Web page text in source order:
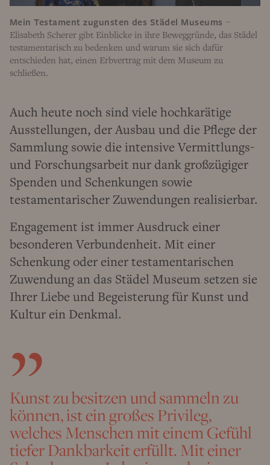
Mein Testament zugunsten des Städel Museums –
Elisabeth Scherer gibt Einblicke in ihre Beweggründe, das Städel
testamentarisch zu bedenken und warum sie sich dafür
entschieden hat, einen Erbvertrag mit dem Museum zu
schließen.
Auch heute noch sind viele hochkarätige
Ausstellungen, der Ausbau und die Pflege der
Sammlung sowie die intensive Vermittlungs-
und Forschungsarbeit nur dank großzügiger
Spenden und Schenkungen sowie
testamentarischer Zuwendungen realisierbar.
Engagement ist immer Ausdruck einer
besonderen Verbundenheit. Mit einer
Schenkung oder einer testamentarischen
Zuwendung an das Städel Museum setzen sie
Ihrer Liebe und Begeisterung für Kunst und
Kultur ein Denkmal.
Kunst zu besitzen und sammeln zu
können, ist ein großes Privileg,
welches Menschen mit einem Gefühl
tiefer Dankbarkeit erfüllt. Mit einer